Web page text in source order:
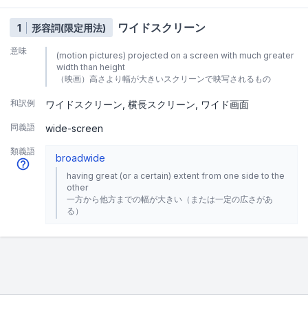
1 形容詞(限定用法) ワイドスクリーン
意味
(motion pictures) projected on a screen with much greater
width than height
（映画）高さより幅が大きいスクリーンで映写されるもの
和訳例 ワイドスクリーン 横長スクリーン ワイド画面
同義語 wide-screen
類義語
broadwide
having great (or a certain) extent from one side to the
other
一方から他方までの幅が大きい（または一定の広さがあ
る）